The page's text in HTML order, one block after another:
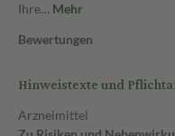
Ihre… Mehr
Bewertungen
Hinweistexte und
Arzneimittel